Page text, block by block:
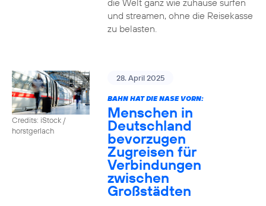
die Welt ganz wie zuhause surfen
und streamen, ohne die Reisekasse
zu belasten.
Credits: iStock /
horstgerlach
28. April 2025
BAHN HAT DIE NASE VORN:
Menschen in
Deutschland
bevorzugen
Zugreisen für
Verbindungen
zwischen
Großstädten